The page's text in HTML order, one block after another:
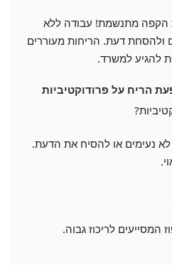
הקפה מתנשמת! עבודה ללא
ולהסחת דעת. הריחות מעוררים
להגיע למשרד.
הריח על פרודוקטיביות
לא נעימים או להסיח את הדעת.
המסייעים לריכוז גבוה.